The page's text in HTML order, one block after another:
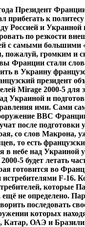
Президент
прибегать к
Россией и Украиной
по резкости
с самыми большими
пожалуй, громким и
Франции стали
в Украину
президент
Mirage 2000-5
Украиной и
ими. Сами
ВВС
после подготовки
со слов Макрона,
то есть
в небе над Украиной
5 будет летать
готовится во
F-16.
которые
ещё не определено.
последовать
которых
Катар, ОАЭ и